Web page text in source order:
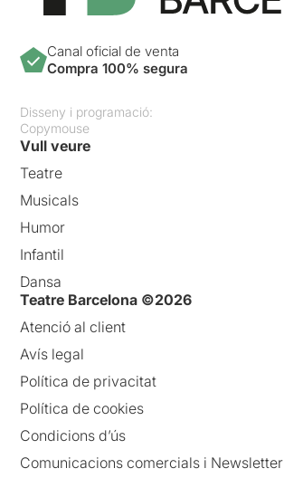
Canal oficial de venta
Compra 100% segura
Disseny i programació:
Copymouse
Vull veure
Teatre
Musicals
Humor
Infantil
Dansa
Teatre Barcelona ©2026
Atenció al client
Avís legal
Política de privacitat
Política de cookies
Condicions d’ús
Comunicacions comercials i Newsletter